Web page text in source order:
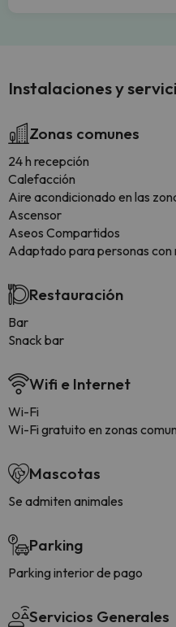
Instalaciones y
Zonas comunes
24 h recepción
Calefacción
Aire acondicionado en las
Ascensor
Aseos Compartidos
Adaptado para personas con
Restauración
Bar
Snack bar
Wifi e Internet
Wi-Fi
Wi-Fi gratuito en zonas
Mascotas
Se admiten animales
Parking
Parking interior de pago
Servicios Generales